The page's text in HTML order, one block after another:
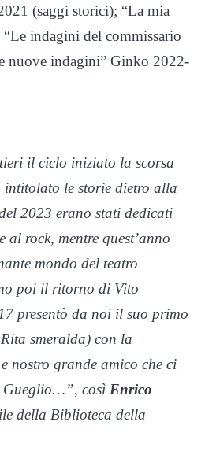
(saggi storici); “La mia
indagini del commissario
nuove indagini” Ginko 2022-
il ciclo iniziato la scorsa
intitolato le storie dietro alla
2023 erano stati dedicati
al rock, mentre quest’anno
mondo del teatro
poi il ritorno di Vito
presentò da noi il suo primo
smeralda) con la
nostro grande amico che ci
Gueglio…”, così Enrico
della Biblioteca della